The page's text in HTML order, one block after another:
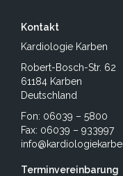
Kontakt
Kardiologie Karben
Robert-Bosch-Str. 62
61184 Karben
Deutschland
Fon: 06039 – 5800
Fax: 06039 – 933997
Terminvereinbarung